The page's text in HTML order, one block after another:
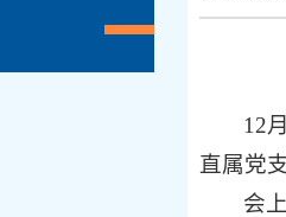
12
直属党
会